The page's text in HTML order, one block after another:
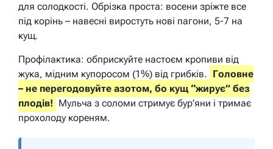
для солодкості. Обрізка проста: восени зріжте все
під корінь – навесні виростуть нові пагони, 5-7 на
кущ.
Профілактика: обприскуйте настоєм кропиви від
жука, мідним купоросом (1%) від грибків. Головне
– не перегодовуйте азотом, бо кущ “жирує” без
плодів! Мульча з соломи стримує бур’яни і тримає
прохолоду кореням.